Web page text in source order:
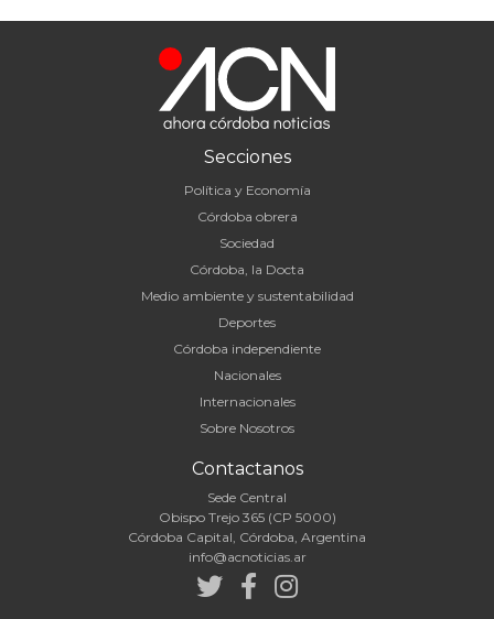
Secciones
Política y Economía
Córdoba obrera
Sociedad
Córdoba, la Docta
Medio ambiente y sustentabilidad
Deportes
Córdoba independiente
Nacionales
Internacionales
Sobre Nosotros
Contactanos
Sede Central
Obispo Trejo 365 (CP 5000)
Córdoba Capital, Córdoba, Argentina
info@acnoticias.ar